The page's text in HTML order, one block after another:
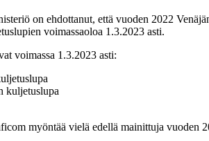
on ehdottanut, että vuoden 2022
voimassaoloa 1.3.2023 asti.
voimassa 1.3.2023 asti:
kuljetuslupa
myöntää vielä edellä mainittuja vuoden